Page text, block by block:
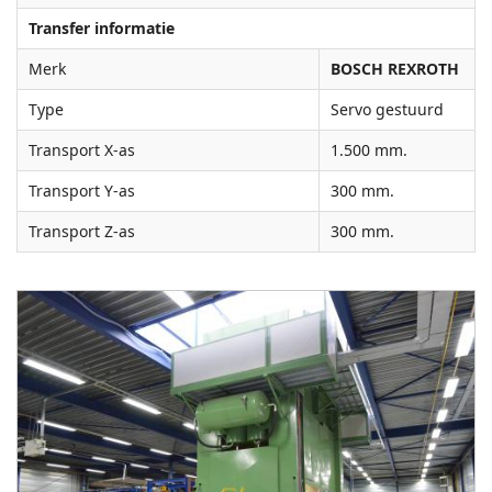
Transfer informatie
Merk
BOSCH REXROTH
Type
Servo gestuurd
Transport X-as
1.500 mm.
Transport Y-as
300 mm.
Transport Z-as
300 mm.